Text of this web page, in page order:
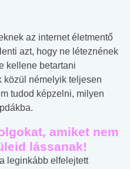
az internet életmentő
azt, hogy ne léteznének
kellene betartani
közül némelyik teljesen
tudod képzelni, milyen
amiket nem
lássanak!
leginkább elfelejtett